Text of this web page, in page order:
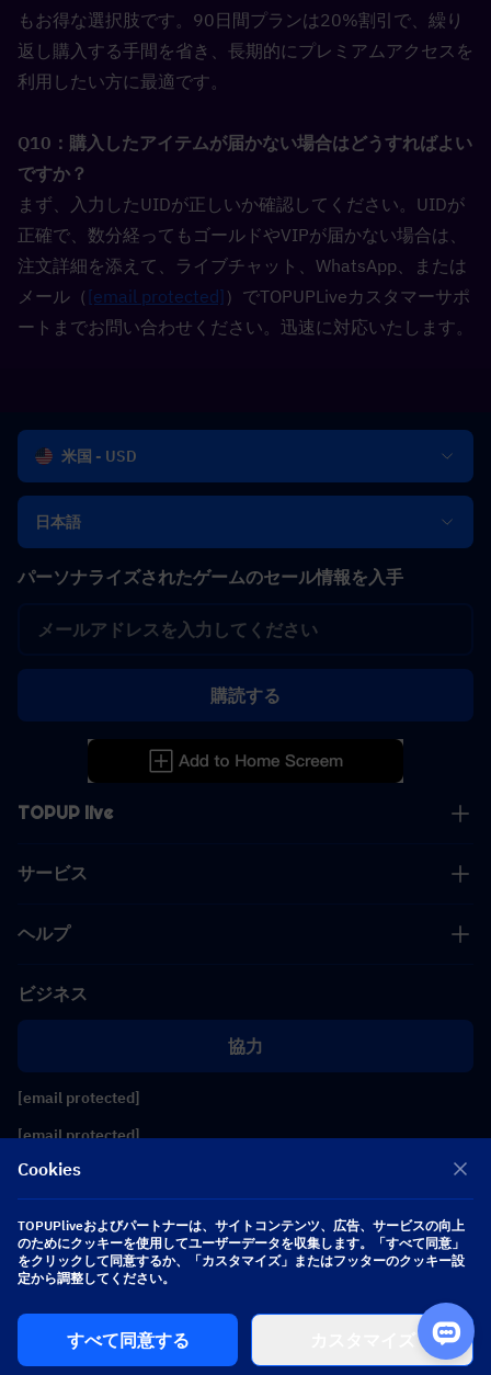
$ 0.00 今すぐ購入
もお得な選択肢です。90日間プランは20%割引で、繰り
返し購入する手間を省き、長期的にプレミアムアクセスを
利用したい方に最適です。
Q10：購入したアイテムが届かない場合はどうすればよい
ですか？
まず、入力したUIDが正しいか確認してください。UIDが
正確で、数分経ってもゴールドやVIPが届かない場合は、
注文詳細を添えて、ライブチャット、WhatsApp、または
メール（ [email protected] ）でTOPUPLiveカスタマーサポ
ートまでお問い合わせください。迅速に対応いたします。
米国 - USD
日本語
TOPUP live
サービス
ヘルプ
ビジネス
協力
[email protected]
[email protected]
パーソナライズされたゲームのセール情報を入手
購読する
フォローする
Copyright 2026 SEA WHALE TECHNOLOGY PTE.LTD. All Rights Reserved.
Cookies
TOPUPliveおよびパートナーは、サイトコンテンツ、広告、サービスの向上
のためにクッキーを使用してユーザーデータを収集します。「すべて同意」
をクリックして同意するか、「カスタマイズ」またはフッターのクッキー設
定から調整してください。
すべて同意する